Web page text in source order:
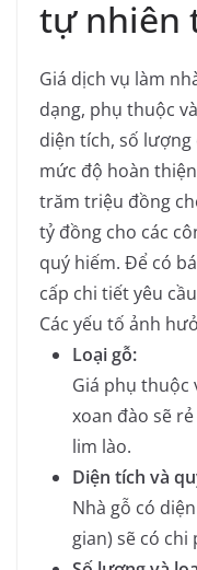
tự nhiên
Giá dịch vụ làm
dạng, phụ thuộc
diện tích, số
mức độ hoàn
trăm triệu đồng
tỷ đồng cho các
quý hiếm. Để có
cấp chi tiết yêu
Các yếu tố ảnh
Loại gỗ:
Giá phụ thuộc
xoan đào sẽ
lim lào.
Diện tích và
Nhà gỗ có
gian) sẽ có